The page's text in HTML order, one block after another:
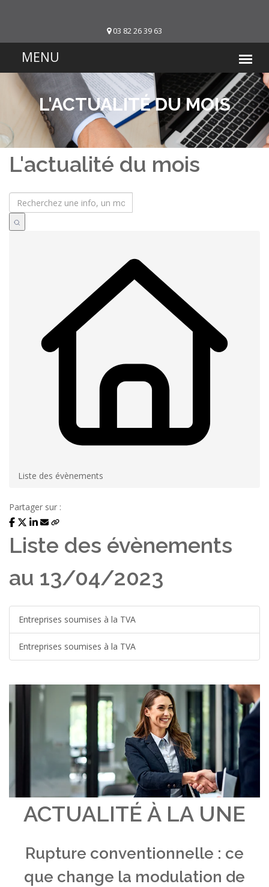
03 82 26 39 63
L'ACTUALITÉ DU MOIS
L'actualité du mois
Liste des évènements
Partager sur :
Liste des évènements
au 13/04/2023
Entreprises soumises à la TVA
Entreprises soumises à la TVA
ACTUALITÉ À LA UNE
Rupture conventionnelle : ce
que change la modulation de